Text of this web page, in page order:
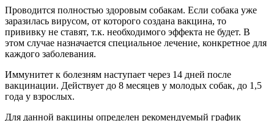
Проводится полностью здоровым собакам. Если собака уже
заразилась вирусом, от которого создана вакцина, то
прививку не ставят, т.к. необходимого эффекта не будет. В
этом случае назначается специальное лечение, конкретное для
каждого заболевания.
Иммунитет к болезням наступает через 14 дней после
вакцинации. Действует до 8 месяцев у молодых собак, до 1,5
года у взрослых.
Для данной вакцины определен рекомендуемый график